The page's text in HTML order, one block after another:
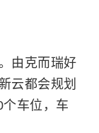
由克而瑞好
云都会规划
车位，车